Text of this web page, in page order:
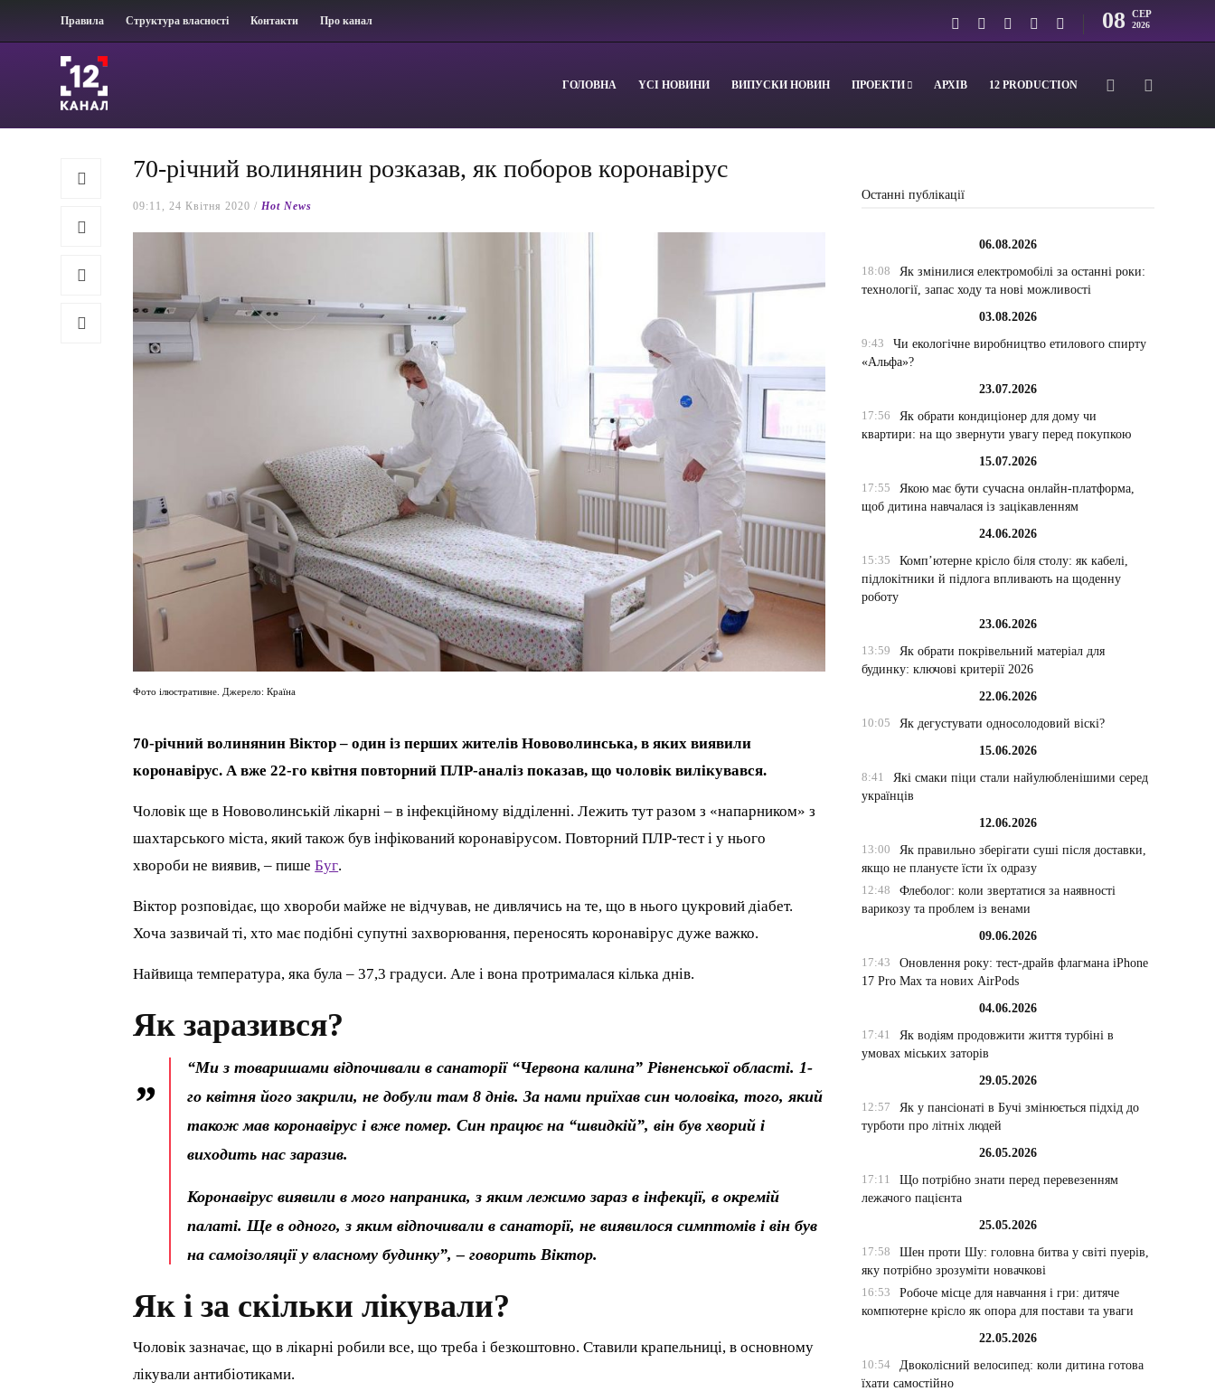
Правила Структура власності Контакти Про канал 08 СЕР
2026
ГОЛОВНА YСІ НОВИНИ ВИПУСКИ НОВИН ПРОЕКТИ АРХІВ 12 PRODUCTION
70-річний волинянин розказав, як поборов коронавірус
09:11, 24 Квітня 2020 /Hot News
Фото ілюстративне. Джерело: Країна
70-річний волинянин Віктор – один із перших жителів Нововолинська, в яких виявили
коронавірус. А вже 22-го квітня повторний ПЛР-аналіз показав, що чоловік вилікувався.
Чоловік ще в Нововолинській лікарні – в інфекційному відділенні. Лежить тут разом з «напарником» з
шахтарського міста, який також був інфікований коронавірусом. Повторний ПЛР-тест і у нього
хвороби не виявив, – пишеБуг.
Віктор розповідає, що хвороби майже не відчував, не дивлячись на те, що в нього цукровий діабет.
Хоча зазвичай ті, хто має подібні супутні захворювання, переносять коронавірус дуже важко.
Найвища температура, яка була – 37,3 градуси. Але і вона протрималася кілька днів.
Як заразився?
“Ми з товаришами відпочивали в санаторії “Червона калина” Рівненської області. 1-
го квітня його закрили, не добули там 8 днів. За нами приїхав син чоловіка, того, який
також мав коронавірус і вже помер. Син працює на “швидкій”, він був хворий і
виходить нас заразив.
Коронавірус виявили в мого напраника, з яким лежимо зараз в інфекції, в окремій
палаті. Ще в одного, з яким відпочивали в санаторії, не виявилося симптомів і він був
на самоізоляції у власному будинку”, – говорить Віктор.
Як і за скільки лікували?
Чоловік зазначає, що в лікарні робили все, що треба і безкоштовно. Ставили крапельниці, в основному
лікували антибіотиками.
Останні публікації
06.08.2026
18:08
Як змінилися електромобілі за останні роки:
технології, запас ходу та нові можливості
03.08.2026
9:43
Чи екологічне виробництво етилового спирту
«Альфа»?
23.07.2026
17:56
Як обрати кондиціонер для дому чи
квартири: на що звернути увагу перед покупкою
15.07.2026
17:55
Якою має бути сучасна онлайн-платформа,
щоб дитина навчалася із зацікавленням
24.06.2026
15:35
Комп’ютерне крісло біля столу: як кабелі,
підлокітники й підлога впливають на щоденну
роботу
23.06.2026
13:59
Як обрати покрівельний матеріал для
будинку: ключові критерії 2026
22.06.2026
10:05
Як дегустувати односолодовий віскі?
15.06.2026
8:41
Які смаки піци стали найулюбленішими серед
українців
12.06.2026
13:00
Як правильно зберігати суші після доставки,
якщо не плануєте їсти їх одразу
12:48
Флеболог: коли звертатися за наявності
варикозу та проблем із венами
09.06.2026
17:43
Оновлення року: тест-драйв флагмана iPhone
17 Pro Max та нових AirPods
04.06.2026
17:41
Як водіям продовжити життя турбіні в
умовах міських заторів
29.05.2026
12:57
Як у пансіонаті в Бучі змінюється підхід до
турботи про літніх людей
26.05.2026
17:11
Що потрібно знати перед перевезенням
лежачого пацієнта
25.05.2026
17:58
Шен проти Шу: головна битва у світі пуерів,
яку потрібно зрозуміти новачкові
16:53
Робоче місце для навчання і гри: дитяче
компютерне крісло як опора для постави та уваги
22.05.2026
10:54
Двоколісний велосипед: коли дитина готова
їхати самостійно